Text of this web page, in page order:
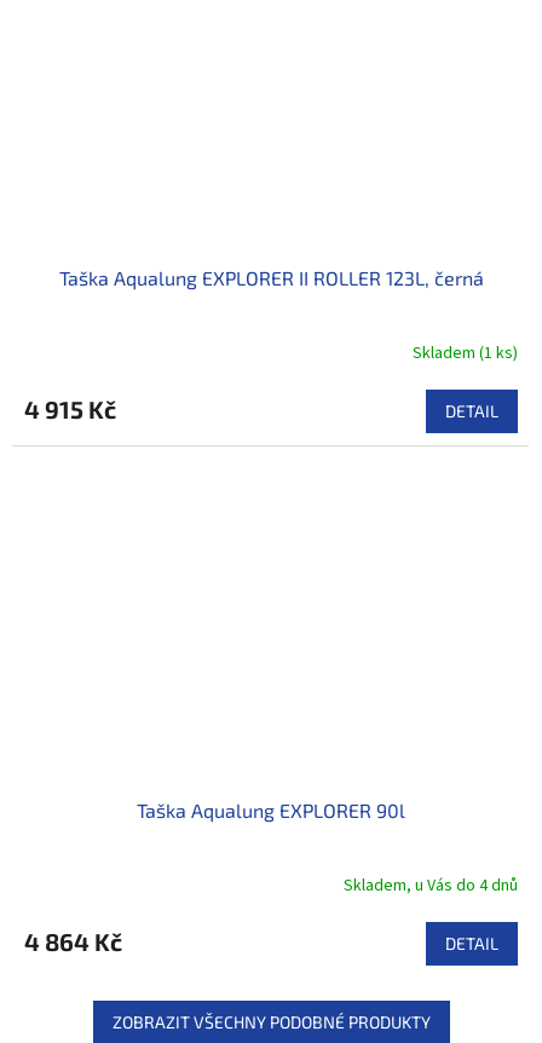
Taška Aqualung EXPLORER II ROLLER 123L, černá
Skladem (1 ks)
4 915 Kč DETAIL
Taška Aqualung EXPLORER 90l
Skladem, u Vás do 4 dnů
4 864 Kč DETAIL
ZOBRAZIT VŠECHNY PODOBNÉ PRODUKTY